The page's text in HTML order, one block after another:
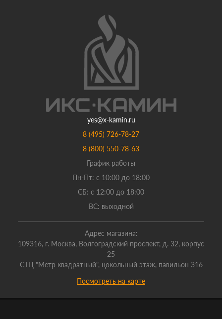
yes@x-kamin.ru
8 (495) 726-78-27
8 (800) 550-78-63
График работы
Пн-Пт: с 10:00 до 18:00
СБ: с 12:00 до 18:00
ВС: выходной
Адрес магазина:
109316, г. Москва, Волгоградский проспект, д. 32, корпус
25
СТЦ "Метр квадратный", цокольный этаж, павильон 316
Посмотреть на карте